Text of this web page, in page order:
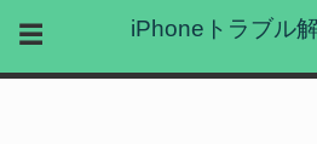
iPhoneトラブル